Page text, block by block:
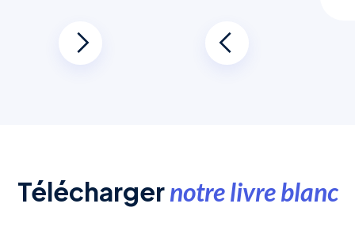
Téléchargernotre livre blanc